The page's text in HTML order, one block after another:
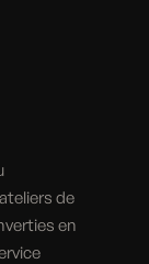
de
en